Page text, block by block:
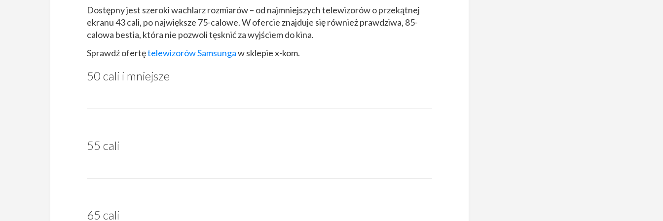
Dostępny jest szeroki wachlarz rozmiarów – od najmniejszych telewizorów o przekątnej
ekranu 43 cali, po największe 75-calowe. W ofercie znajduje się również prawdziwa, 85-
calowa bestia, która nie pozwoli tęsknić za wyjściem do kina.
Sprawdź ofertętelewizorów Samsungaw sklepie x-kom.
50 cali i mniejsze
55 cali
65 cali